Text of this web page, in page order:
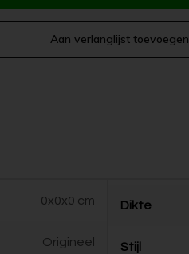
Aan verlanglijst toevoegen
0x0x0 cm
Origineel
Dikte
Stijl